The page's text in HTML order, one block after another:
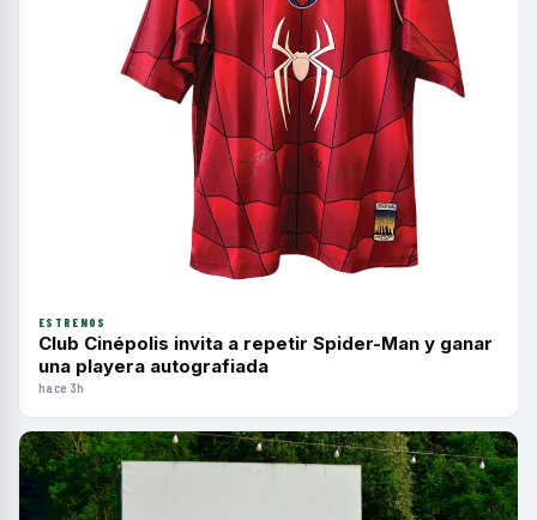
ESTRENOS
Club Cinépolis invita a repetir Spider-Man y ganar
una playera autografiada
hace 3h